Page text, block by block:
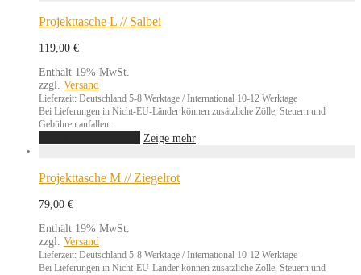
mehrere
Varianten
auf
der
gewählt
werden
Projekttasche L // Salbei
119,00 €
Enthält 19% MwSt.
zzgl. Versand
Lieferzeit: Deutschland 5-8 Werktage / International 10-12 Werktage
Bei Lieferungen in Nicht-EU-Länder können zusätzliche Zölle, Steuern und
Gebühren anfallen.
Dieses
mehrere
Varianten
auf
der
Zeige mehr
Projekttasche M // Ziegelrot
79,00 €
Enthält 19% MwSt.
zzgl. Versand
Lieferzeit: Deutschland 5-8 Werktage / International 10-12 Werktage
Bei Lieferungen in Nicht-EU-Länder können zusätzliche Zölle, Steuern und